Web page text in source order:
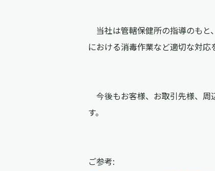
当社は管轄保健所の指導のもと
における消毒作業など適切な対応
今後もお客様、お取引先様、周
す。
ご参考: